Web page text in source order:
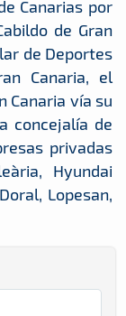
Canarias por
de Gran
de Deportes
Canaria, el
Canaria vía su
concejalía de
privadas
Hyundai
Lopesan,